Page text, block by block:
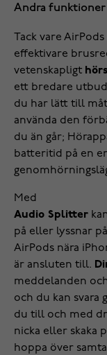
Andra funktioner
Tack vare
effektivare
vetenskapligt
ett bredare
du har lätt till
använda den
du än går;
batteritid på en
Med
Audio Splitter
på eller lyssnar
AirPods nära
är ansluten till.
meddelanden
och du kan svara
du till och med
nicka eller skaka
hoppa över